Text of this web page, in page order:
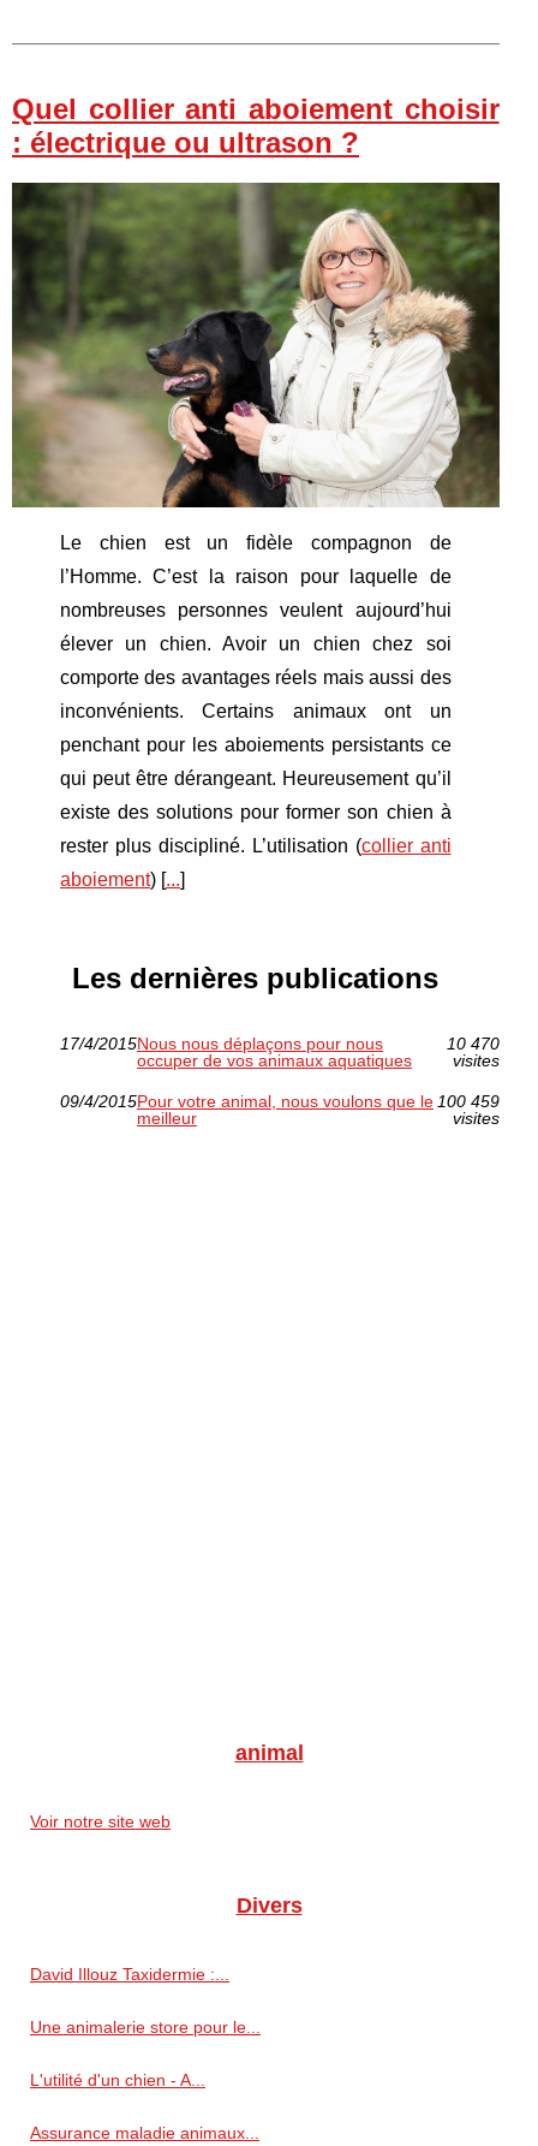
Quel collier anti aboiement choisir
: électrique ou ultrason ?
Le chien est un fidèle compagnon de
l’Homme. C’est la raison pour laquelle de
nombreuses personnes veulent aujourd’hui
élever un chien. Avoir un chien chez soi
comporte des avantages réels mais aussi des
inconvénients. Certains animaux ont un
penchant pour les aboiements persistants ce
qui peut être dérangeant. Heureusement qu’il
existe des solutions pour former son chien à
rester plus discipliné. L’utilisation (collier anti
aboiement) [...]
Les dernières publications
17/4/2015Nous nous déplaçons pour nous
occuper de vos animaux aquatiques
10 470
visites
09/4/2015Pour votre animal, nous voulons que le
meilleur
100 459
visites
animal
Voir notre site web
Divers
David Illouz Taxidermie :...
Une animalerie store pour le...
L'utilité d'un chien - A...
Assurance maladie animaux...